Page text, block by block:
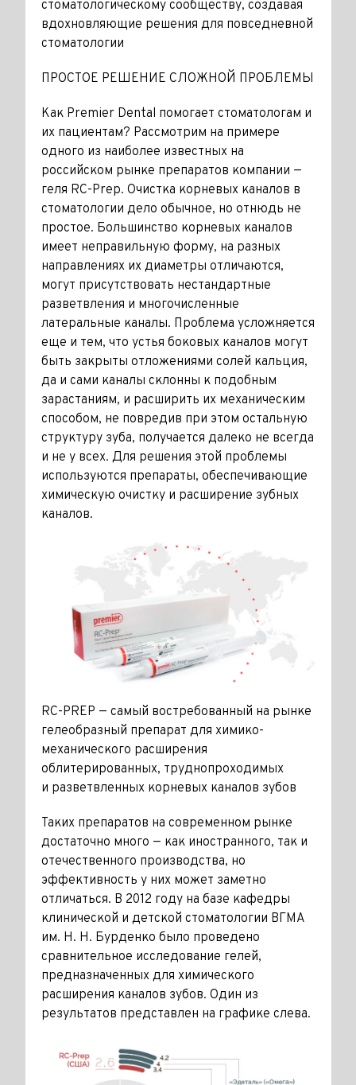
стоматологическому сообществу, создавая
вдохновляющие решения для повседневной
стоматологии
ПРОСТОЕ РЕШЕНИЕ СЛОЖНОЙ ПРОБЛЕМЫ
Как Premier Dental помогает стоматологам и
их пациентам? Рассмотрим на примере
одного из наиболее известных на
российском рынке препаратов компании —
геля RC-Prep. Очистка корневых каналов в
стоматологии дело обычное, но отнюдь не
простое. Большинство корневых каналов
имеет неправильную форму, на разных
направлениях их диаметры отличаются,
могут присутствовать нестандартные
разветвления и многочисленные
латеральные каналы. Проблема усложняется
еще и тем, что устья боковых каналов могут
быть закрыты отложениями солей кальция,
да и сами каналы склонны к подобным
зарастаниям, и расширить их механическим
способом, не повредив при этом остальную
структуру зуба, получается далеко не всегда
и не у всех. Для решения этой проблемы
используются препараты, обеспечивающие
химическую очистку и расширение зубных
каналов.
RC-PREP — самый востребованный на рынке
гелеобразный препарат для химико-
механического расширения
облитерированных, труднопроходимых
и разветвленных корневых каналов зубов
Таких препаратов на современном рынке
достаточно много — как иностранного, так и
отечественного производства, но
эффективность у них может заметно
отличаться. В 2012 году на базе кафедры
клинической и детской стоматологии ВГМА
им. Н. Н. Бурденко было проведено
сравнительное исследование гелей,
предназначенных для химического
расширения каналов зубов. Один из
результатов представлен на графике слева.